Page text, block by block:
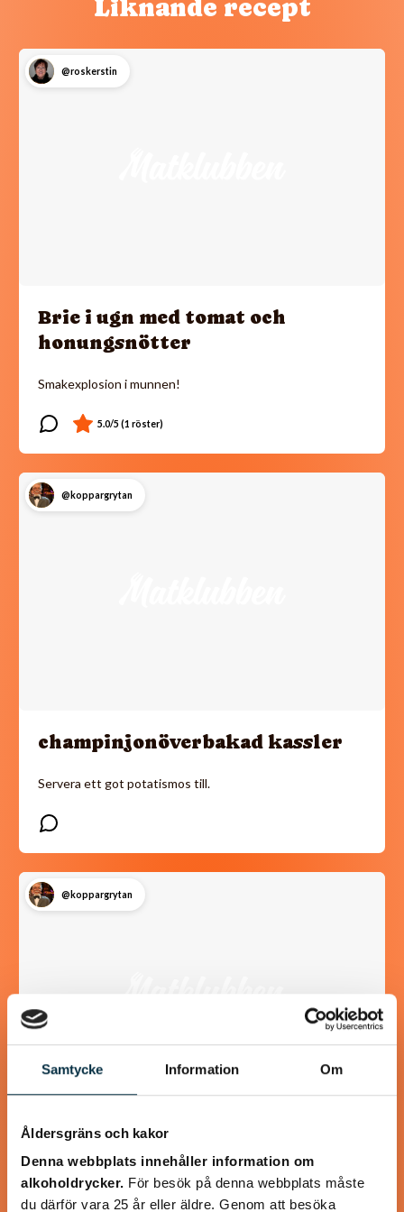
Samtycke Information Om
Åldersgräns och kakor
Denna webbplats innehåller information om
alkoholdrycker. För besök på denna webbplats måste
du därför vara 25 år eller äldre. Genom att besöka
Liknande recept
@roskerstin
Brie i ugn med tomat och
honungsnötter
Smakexplosion i munnen!
@koppargrytan
champinjonöverbakad kassler
Servera ett got potatismos till.
@koppargrytan
Texaspaj
Använd gärna Västerbottenost till pajen.